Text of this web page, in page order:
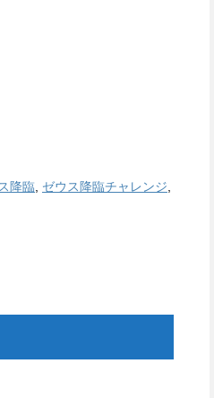
降臨 ゼウス降臨チャレンジ